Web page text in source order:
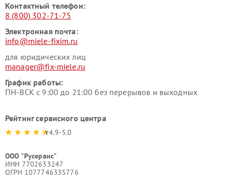
Контактный телефон:
8 (800) 302-71-75
Электронная почта:
info@miele-fixim.ru
для юридических лиц
manager@fix-miele.ru
График работы:
ПН-ВСК с 9:00 до 21:00 без перерывов и выходных
Рейтинг сервисного центра
4.9-5.0
ООО "Русервис"
ИНН 7702633247
ОГРН 1077746335776